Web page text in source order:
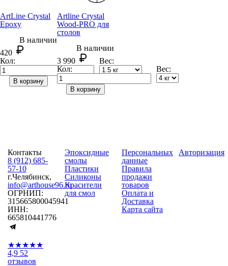
ArtLine Crystal
Epoxy
В наличии
420
Кол:
Вес:
В корзину
Artline Crystal
Wood-PRO для
столов
В наличии
3 990
Кол:
Вес:
В корзину
Контакты
8 (912) 685-
57-10
г.Челябинск,
info@arthouse96.ru
ОГРНИП:
315665800045941
ИНН:
665810441776
★★★★★
4,9 52
отзывов
Эпоксидные
смолы
Пластики
Силиконы
Красители
для смол
Персональных
данные
Правила
продажи
товаров
Оплата и
Доставка
Карта сайта
Авторизация